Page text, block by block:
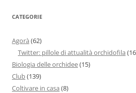
CATEGORIE
Agorà (62)
Twitter: pillole di attualità orchidofila
Biologia delle orchidee(15)
Club(139)
Coltivare in casa (8)